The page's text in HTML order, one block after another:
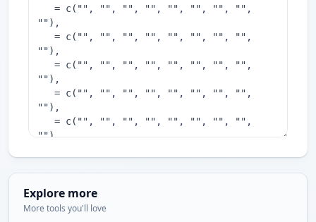
Explore more
More tools you'll love